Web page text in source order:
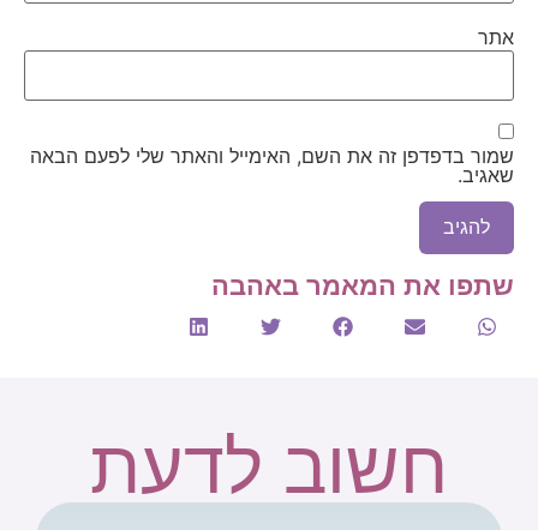
אתר
שמור בדפדפן זה את השם, האימייל והאתר שלי לפעם הבאה
שאגיב.
שתפו את המאמר באהבה
חשוב לדעת